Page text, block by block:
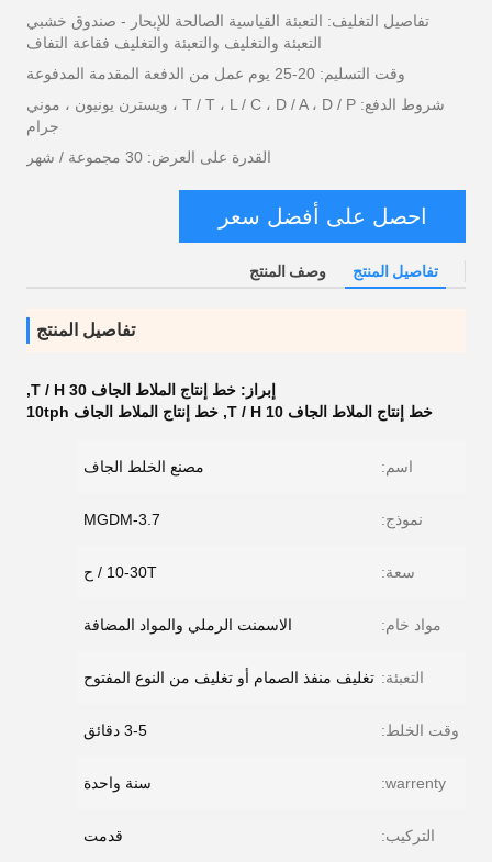
تفاصيل التغليف: التعبئة القياسية الصالحة للإبحار - صندوق خشبي
التعبئة والتغليف والتعبئة والتغليف فقاعة التفاف
وقت التسليم: 20-25 يوم عمل من الدفعة المقدمة المدفوعة
شروط الدفع: T / T ، L / C ، D / A ، D / P ، ويسترن يونيون ، موني
جرام
القدرة على العرض: 30 مجموعة / شهر
احصل على أفضل سعر
تفاصيل المنتج وصف المنتج
تفاصيل المنتج
إبراز: خط إنتاج الملاط الجاف 30 T / H
,
خط إنتاج الملاط الجاف 10 T / H
, خط إنتاج الملاط الجاف 10tph
اسم: مصنع الخلط الجاف
نموذج: MGDM-3.7
سعة: 10-30T / ح
مواد خام: الاسمنت الرملي والمواد المضافة
التعبئة: تغليف منفذ الصمام أو تغليف من النوع المفتوح
وقت الخلط: 3-5 دقائق
warrenty: سنة واحدة
التركيب: قدمت